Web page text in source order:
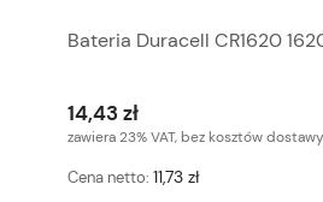
Bateria Duracell CR1620
14,43 zł
zawiera 23% VAT, bez kosztów dostawy
Cena netto: 11,73 zł